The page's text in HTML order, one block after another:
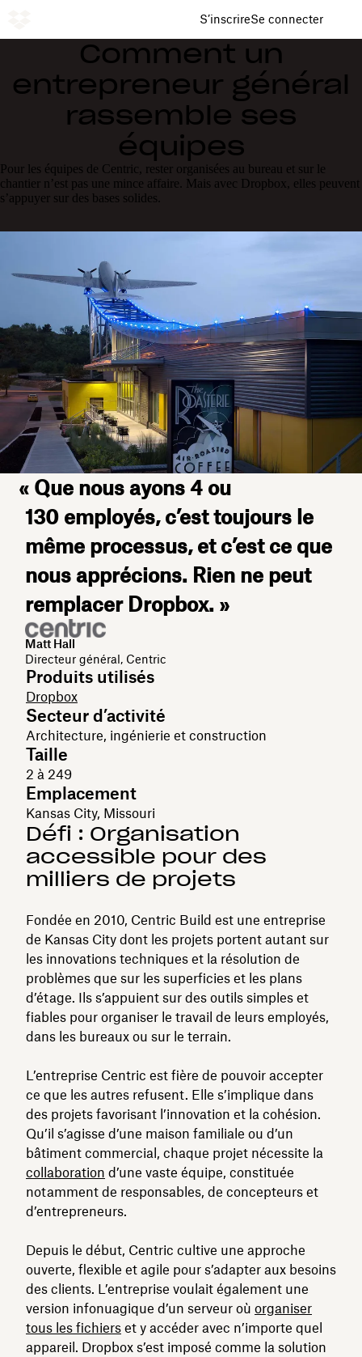
S’inscrireSe connecter
Comment un
entrepreneur général
rassemble ses
équipes
Pour les équipes de Centric, rester organisées au bureau et sur le
chantier n’est pas une mince affaire. Mais avec Dropbox, elles peuvent
s’appuyer sur des bases solides.
« Que nous ayons 4 ou
130 employés, c’est toujours le
même processus, et c’est ce que
nous apprécions. Rien ne peut
remplacer Dropbox. »
Matt Hall
Directeur général, Centric
Produits utilisés
Dropbox
Secteur d’activité
Architecture, ingénierie et construction
Taille
2 à 249
Emplacement
Kansas City, Missouri
Défi : Organisation
accessible pour des
milliers de projets
Fondée en 2010, Centric Build est une entreprise
de Kansas City dont les projets portent autant sur
les innovations techniques et la résolution de
problèmes que sur les superficies et les plans
d’étage. Ils s’appuient sur des outils simples et
fiables pour organiser le travail de leurs employés,
dans les bureaux ou sur le terrain.
L’entreprise Centric est fière de pouvoir accepter
ce que les autres refusent. Elle s’implique dans
des projets favorisant l’innovation et la cohésion.
Qu’il s’agisse d’une maison familiale ou d’un
bâtiment commercial, chaque projet nécessite la
collaboration d’une vaste équipe, constituée
notamment de responsables, de concepteurs et
d’entrepreneurs.
Depuis le début, Centric cultive une approche
ouverte, flexible et agile pour s’adapter aux besoins
des clients. L’entreprise voulait également une
version infonuagique d’un serveur où organiser
tous les fichiers et y accéder avec n’importe quel
appareil. Dropbox s’est imposé comme la solution